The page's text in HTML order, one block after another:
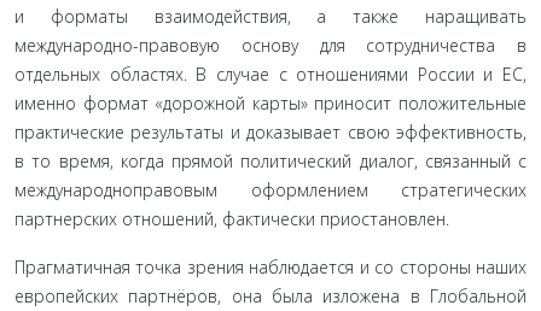
и форматы взаимодействия, а также наращивать
международ­но-правовую основу для сотрудничества в
отдельных обла­стях. В случае с отношениями России и ЕС,
именно формат «дорожной карты» приносит положительные
практические результаты и доказывает свою эффективность,
в то время, ког­да прямой политический диалог, связанный с
международно­правовым оформлением стратегических
партнерских отноше­ний, фактически приостановлен.
Прагматичная точка зрения наблюдается и со стороны наших
европейских партнёров, она была изложена в Глобаль­ной